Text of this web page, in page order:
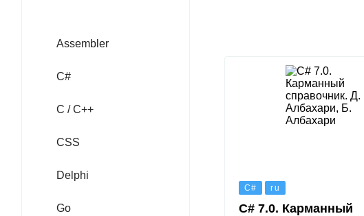
Assembler
C#
C / C++
CSS
Delphi
Go
C# ru
C# 7.0. Карманный